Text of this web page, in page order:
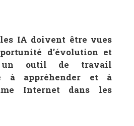
IA doivent être vues
d’évolution et
un outil de travail
à appréhender et à
Internet dans les